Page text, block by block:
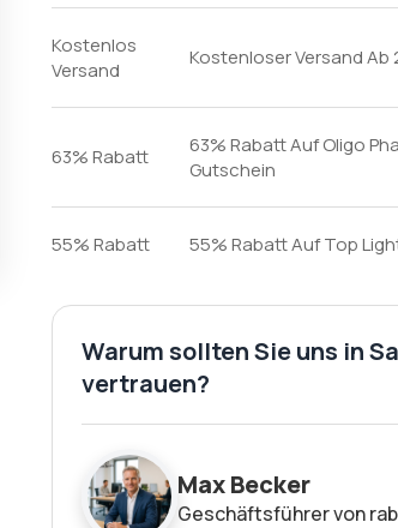
Kostenlos
Versand
Kostenloser Versand
63% Rabatt
63% Rabatt Auf Oligo
Gutschein
55% Rabatt 55% Rabatt Auf Top
Warum sollten Sie uns in
vertrauen?
Max Becker
Geschäftsführer von